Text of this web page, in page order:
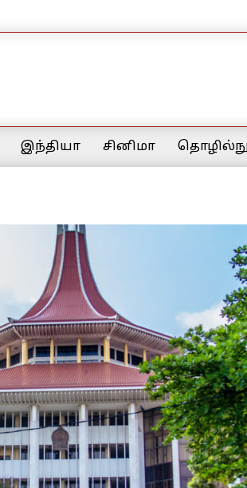
இந்தியா சினிமா